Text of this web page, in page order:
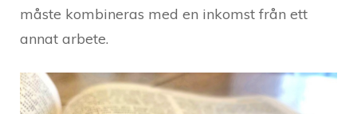
måste kombineras med en inkomst från ett
annat arbete.